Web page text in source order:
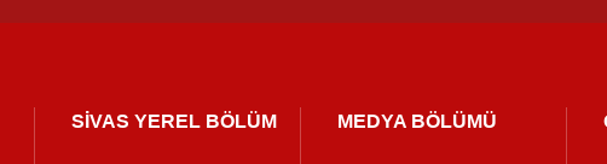
SİVAS YEREL BÖLÜM MEDYA BÖLÜMÜ